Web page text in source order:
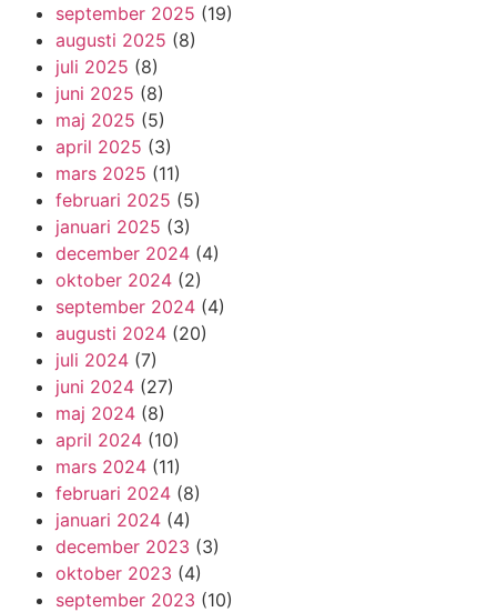
september 2025 (19)
augusti 2025 (8)
juli 2025 (8)
juni 2025 (8)
maj 2025 (5)
april 2025 (3)
mars 2025 (11)
februari 2025 (5)
januari 2025 (3)
december 2024 (4)
oktober 2024 (2)
september 2024 (4)
augusti 2024 (20)
juli 2024 (7)
juni 2024 (27)
maj 2024 (8)
april 2024 (10)
mars 2024 (11)
februari 2024 (8)
januari 2024 (4)
december 2023 (3)
oktober 2023 (4)
september 2023 (10)